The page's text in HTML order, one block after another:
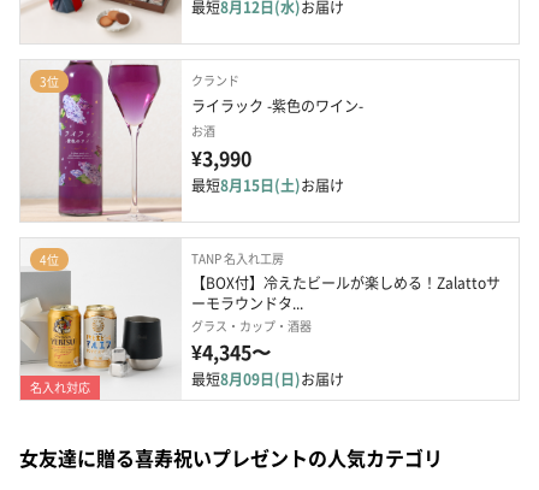
最短8月12日(水)お届け
3位 クランド
ライラック -紫色のワイン-
お酒
¥3,990
最短8月15日(土)お届け
4位
名入れ対応
TANP 名入れ工房
【BOX付】冷えたビールが楽しめる！Zalattoサ
ーモラウンドタ...
グラス・カップ・酒器
¥4,345〜
最短8月09日(日)お届け
女友達に贈る喜寿祝いプレゼントの人気カテゴリ